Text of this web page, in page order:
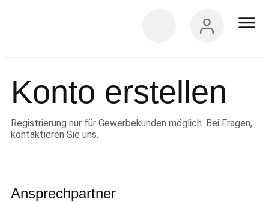
Konto erstellen
Registrierung nur für Gewerbekunden möglich. Bei Fragen,
kontaktieren Sie uns.
Ansprechpartner